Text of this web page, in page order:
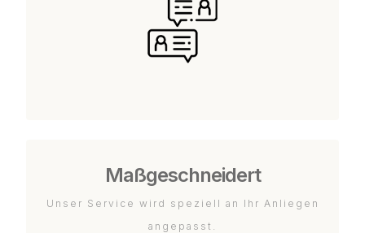
Maßgeschneidert
Unser Service wird speziell an Ihr Anliegen
angepasst.